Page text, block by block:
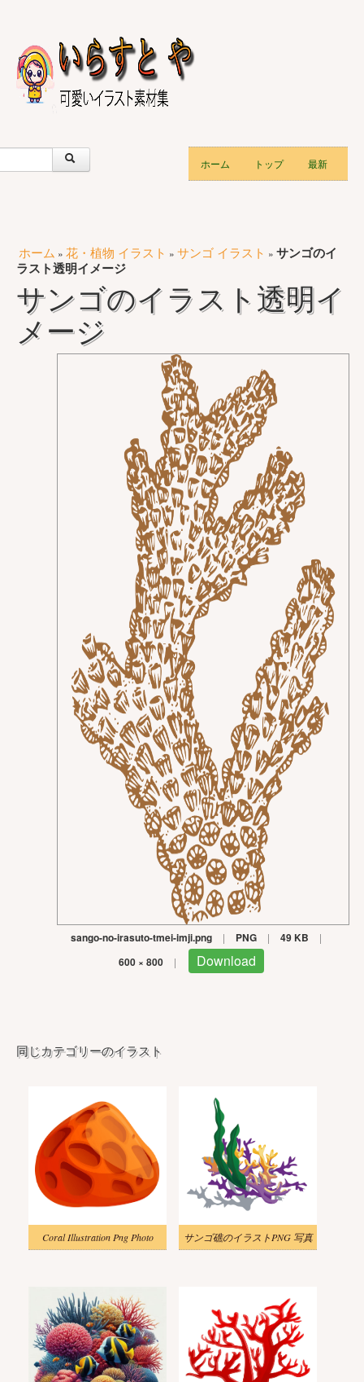
ホーム トップ 最新
ホーム » 花・植物 イラスト » サンゴ イラスト » サンゴのイ
ラスト透明イメージ
サンゴのイラスト透明イ
メージ
sango-no-irasuto-tmei-imji.png | PNG | 49 KB |
600 × 800 | Download
同じカテゴリーのイラスト
Coral Illustration Png Photo サンゴ礁のイラストPNG 写真